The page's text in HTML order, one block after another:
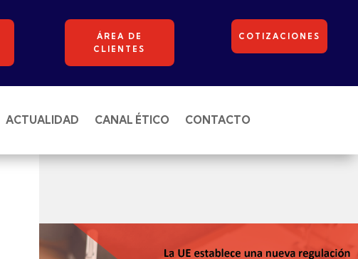
ÁREA DE
CLIENTES
COTIZACIONES
ACTUALIDAD CANAL ÉTICO CONTACTO